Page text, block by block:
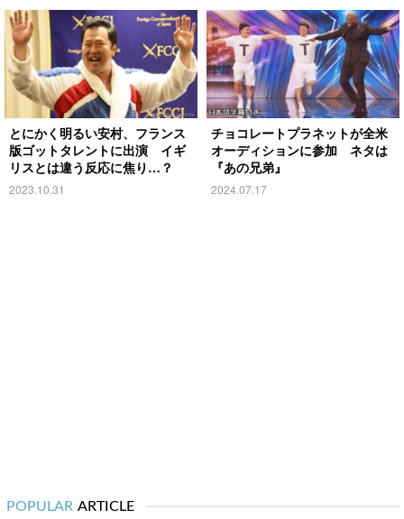
とにかく明るい安村、フランス
版ゴットタレントに出演 イギ
リスとは違う反応に焦り…？
2023.10.31
チョコレートプラネットが全米
オーディションに参加 ネタは
『あの兄弟』
2024.07.17
POPULAR ARTICLE